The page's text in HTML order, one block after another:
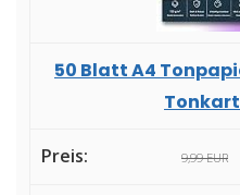
50 Blatt A4
9,99 EUR